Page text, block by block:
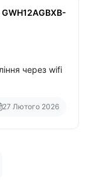
через wifi
27 Лютого 2026